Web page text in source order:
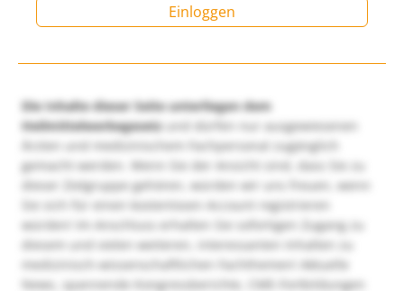
Einloggen
Die Inhalte dieser Seite unterliegen dem
Heilmittelwerbegesetzund dürfen nur ausgewiesenen
Ärzten und medizinischem Fachpersonal zugänglich
gemacht werden. Wenn Sie der Ansicht sind, dass Sie zu
dieser Zielgruppe gehören, würden wir uns freuen, wenn
Sie sich für einen kostenlosen Account registrieren
würden! Im Anschluss erhalten Sie sofortigen Zugang zu
diesem und vielen weiteren, interessanten Inhalten zu
medizinisch-wissenschaftlichen Fachthemen! Aktuelle
News, spannende Kongressberichte, CME-Fortbildungen